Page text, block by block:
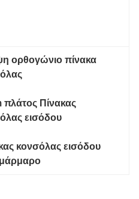
ορθογώνιο πίνακα
πλάτος Πίνακας
εισόδου
κονσόλας εισόδου